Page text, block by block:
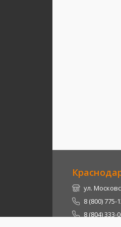
ул.
8 (800) 775-
8 (804) 333-